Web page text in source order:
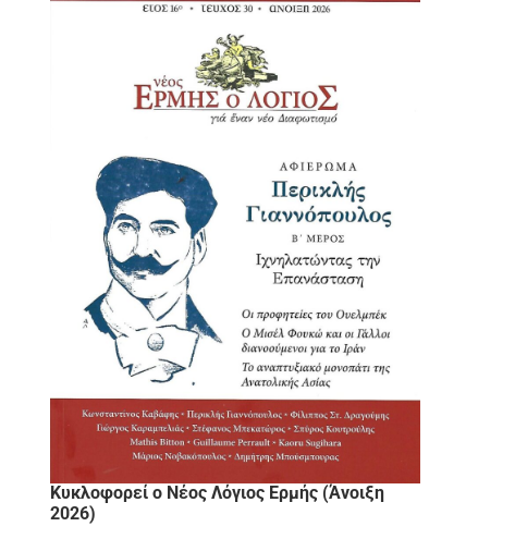
Κυκλοφορεί ο Νέος Λόγιος Ερμής (Άνοιξη
2026)